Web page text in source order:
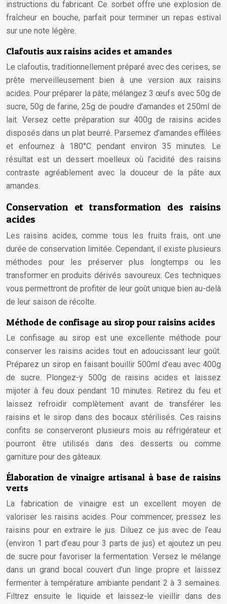
instructions du fabricant. Ce sorbet offre une explosion de
fraîcheur en bouche, parfait pour terminer un repas estival
sur une note légère.
Clafoutis aux raisins acides et amandes
Le clafoutis, traditionnellement préparé avec des cerises, se
prête merveilleusement bien à une version aux raisins
acides. Pour préparer la pâte, mélangez 3 œufs avec 50g de
sucre, 50g de farine, 25g de poudre d’amandes et 250ml de
lait. Versez cette préparation sur 400g de raisins acides
disposés dans un plat beurré. Parsemez d’amandes effilées
et enfournez à 180°C pendant environ 35 minutes. Le
résultat est un dessert moelleux où l’acidité des raisins
contraste agréablement avec la douceur de la pâte aux
amandes.
Conservation et transformation des raisins
acides
Les raisins acides, comme tous les fruits frais, ont une
durée de conservation limitée. Cependant, il existe plusieurs
méthodes pour les préserver plus longtemps ou les
transformer en produits dérivés savoureux. Ces techniques
vous permettront de profiter de leur goût unique bien au-delà
de leur saison de récolte.
Méthode de confisage au sirop pour raisins acides
Le confisage au sirop est une excellente méthode pour
conserver les raisins acides tout en adoucissant leur goût.
Préparez un sirop en faisant bouillir 500ml d’eau avec 400g
de sucre. Plongez-y 500g de raisins acides et laissez
mijoter à feu doux pendant 10 minutes. Retirez du feu et
laissez refroidir complètement avant de transférer les
raisins et le sirop dans des bocaux stérilisés. Ces raisins
confits se conserveront plusieurs mois au réfrigérateur et
pourront être utilisés dans des desserts ou comme
garniture pour des gâteaux.
Élaboration de vinaigre artisanal à base de raisins
verts
La fabrication de vinaigre est un excellent moyen de
valoriser les raisins acides. Pour commencer, pressez les
raisins pour en extraire le jus. Diluez ce jus avec de l’eau
(environ 1 part d’eau pour 3 parts de jus) et ajoutez un peu
de sucre pour favoriser la fermentation. Versez le mélange
dans un grand bocal couvert d’un linge propre et laissez
fermenter à température ambiante pendant 2 à 3 semaines.
Filtrez ensuite le liquide et laissez-le vieillir dans des